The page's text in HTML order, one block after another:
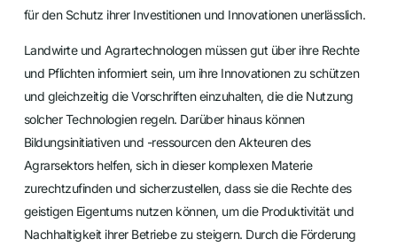
für den Schutz ihrer Investitionen und Innovationen unerlässlich.
Landwirte und Agrartechnologen müssen gut über ihre Rechte
und Pflichten informiert sein, um ihre Innovationen zu schützen
und gleichzeitig die Vorschriften einzuhalten, die die Nutzung
solcher Technologien regeln. Darüber hinaus können
Bildungsinitiativen und -ressourcen den Akteuren des
Agrarsektors helfen, sich in dieser komplexen Materie
zurechtzufinden und sicherzustellen, dass sie die Rechte des
geistigen Eigentums nutzen können, um die Produktivität und
Nachhaltigkeit ihrer Betriebe zu steigern. Durch die Förderung